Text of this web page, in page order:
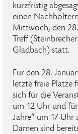
kurzfristig
einen
Mittwoch, den
Treff
Gladbach) statt.
Für den 28.
letzte freie Plätze
sich für die
um 12 Uhr und
Jahre“ um 17 Uhr
Damen sind